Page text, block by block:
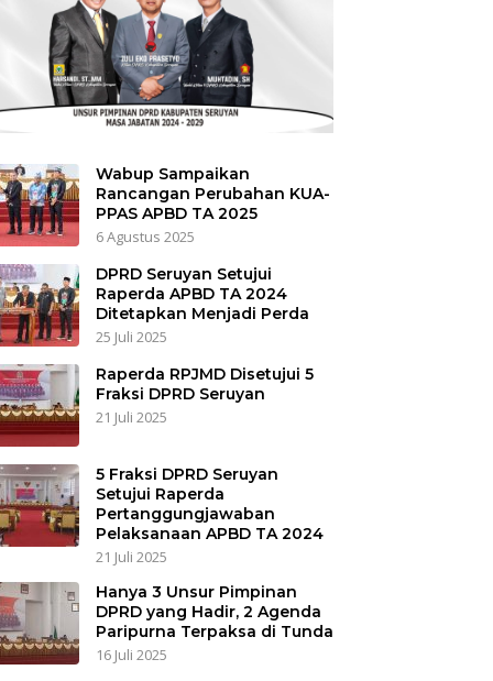
Wabup Sampaikan
Rancangan Perubahan KUA-
PPAS APBD TA 2025
6 Agustus 2025
DPRD Seruyan Setujui
Raperda APBD TA 2024
Ditetapkan Menjadi Perda
25 Juli 2025
Raperda RPJMD Disetujui 5
Fraksi DPRD Seruyan
21 Juli 2025
5 Fraksi DPRD Seruyan
Setujui Raperda
Pertanggungjawaban
Pelaksanaan APBD TA 2024
21 Juli 2025
Hanya 3 Unsur Pimpinan
DPRD yang Hadir, 2 Agenda
Paripurna Terpaksa di Tunda
16 Juli 2025